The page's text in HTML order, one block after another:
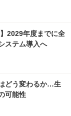
2029年度までに全
ステム導入へ
どう変わるか…生
可能性